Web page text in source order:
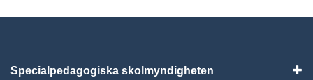
Specialpedagogiska skolmyndigheten